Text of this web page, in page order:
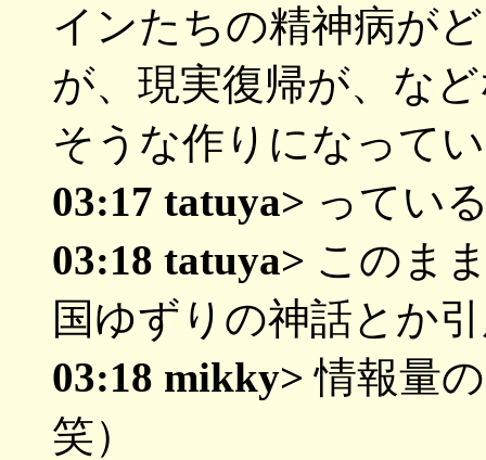
インたちの精神病が
が、現実復帰が、な
そうな作りになって
03:17 tatuya> ってい
03:18 tatuya> このま
国ゆずりの神話とか
03:18 mikky> 情報量
笑）